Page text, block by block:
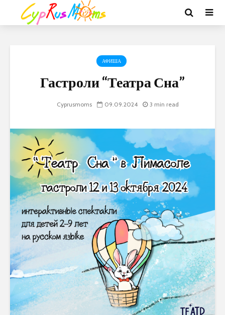
АФИША
Гастроли “Театра Сна”
Cyprusmoms 09.09.2024 3 min read